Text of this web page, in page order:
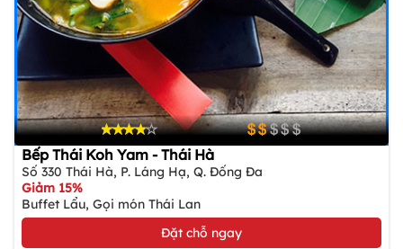
Bếp Thái Koh Yam - Thái Hà
Số 330 Thái Hà, P. Láng Hạ, Q. Đống Đa
Giảm 15%
Buffet Lẩu, Gọi món Thái Lan
Đặt chỗ ngay